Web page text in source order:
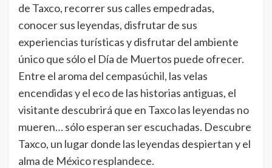
de Taxco, recorrer sus calles empedradas,
conocer sus leyendas, disfrutar de sus
experiencias turísticas y disfrutar del ambiente
único que sólo el Día de Muertos puede ofrecer.
Entre el aroma del cempasúchil, las velas
encendidas y el eco de las historias antiguas, el
visitante descubrirá que en Taxco las leyendas no
mueren… sólo esperan ser escuchadas. Descubre
Taxco, un lugar donde las leyendas despiertan y el
alma de México resplandece.